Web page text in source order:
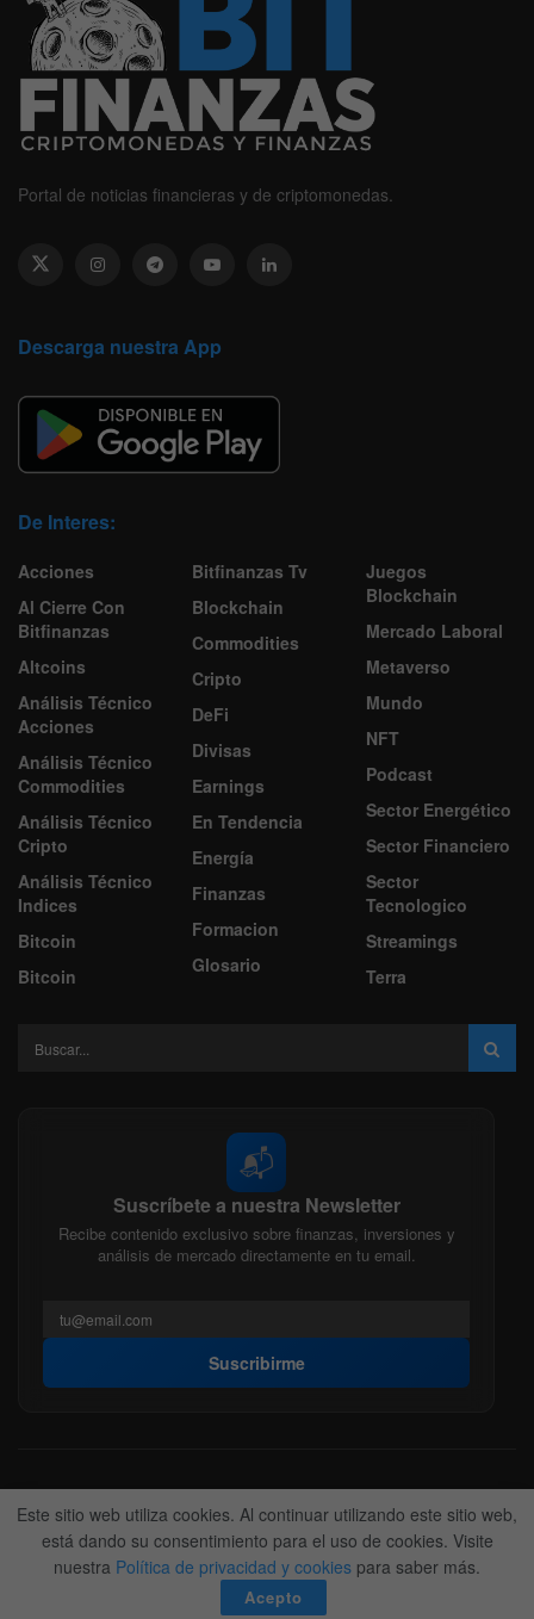
Portal de noticias financieras y de criptomonedas.
Descarga nuestra App
De Interes:
Acciones
Al Cierre Con
Bitfinanzas
Altcoins
Análisis Técnico
Acciones
Análisis Técnico
Commodities
Análisis Técnico
Cripto
Análisis Técnico
Indices
Bitcoin
Bitcoin
Bitfinanzas Tv
Blockchain
Commodities
Cripto
DeFi
Divisas
Earnings
En Tendencia
Energía
Finanzas
Formacion
Glosario
Juegos
Blockchain
Mercado Laboral
Metaverso
Mundo
NFT
Podcast
Sector Energético
Sector Financiero
Sector
Tecnologico
Streamings
Terra
📬
Suscríbete a nuestra Newsletter
Recibe contenido exclusivo sobre finanzas, inversiones y
análisis de mercado directamente en tu email.
Suscribirme
Acerca de nosotros Politica Editorial
Nuestro Equipo
Contactanos
Anunciate
© 2022-2026BitFinanzas- Hecho porTeam DM. 😎
Este sitio web utiliza cookies. Al continuar utilizando este sitio web,
está dando su consentimiento para el uso de cookies. Visite
nuestra Política de privacidad y cookies para saber más.
Acepto